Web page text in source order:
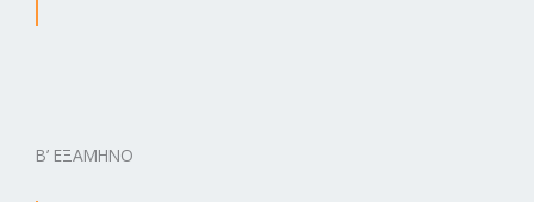
B’ ΕΞΑΜΗΝΟ